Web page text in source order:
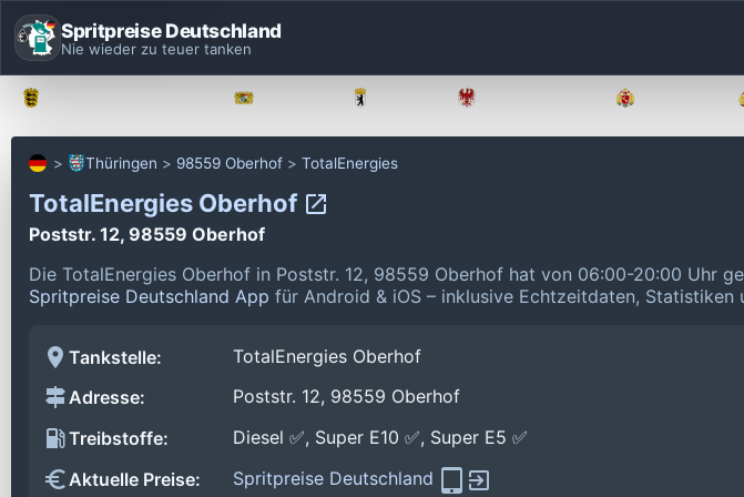
Spritpreise Deutschland
Nie wieder zu teuer tanken
Thüringen 98559 Oberhof TotalEnergies
TotalEnergies Oberhof
Poststr. 12, 98559 Oberhof
Die TotalEnergies Oberhof in Poststr. 12, 98559 Oberhof hat von 06:00-20:00 Uhr
Spritpreise Deutschland App für Android & iOS – inklusive Echtzeitdaten,
Tankstelle:
TotalEnergies Oberhof
Adresse:
Poststr. 12, 98559 Oberhof
Treibstoffe:
Diesel ✅, Super E10 ✅, Super E5 ✅
Aktuelle Preise:
Spritpreise Deutschland